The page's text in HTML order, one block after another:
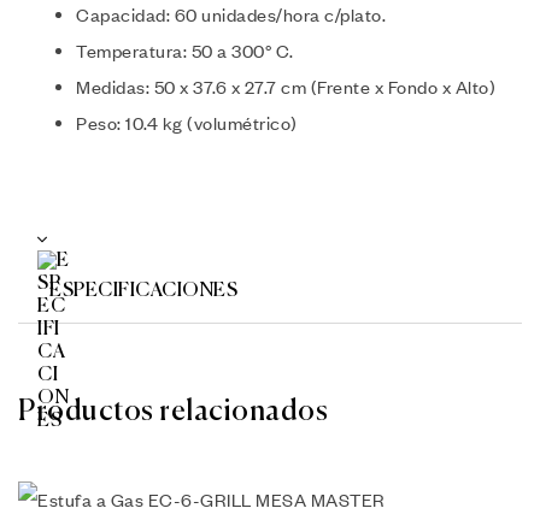
Capacidad: 60 unidades/hora c/plato.
Temperatura: 50 a 300° C.
Medidas: 50 x 37.6 x 27.7 cm (Frente x Fondo x Alto)
Peso: 10.4 kg (volumétrico)
ESPECIFICACIONES
Productos relacionados